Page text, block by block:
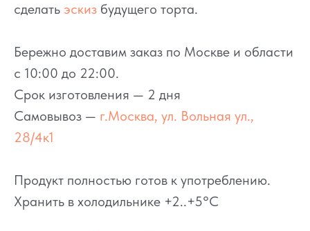
сделать эскиз будущего торта.
Бережно доставим заказ по Москве и области
с 10:00 до 22:00.
Срок изготовления — 2 дня
Самовывоз — г.Москва, ул. Вольная ул.,
28/4к1
Продукт полностью готов к употреблению.
Хранить в холодильнике +2..+5°C